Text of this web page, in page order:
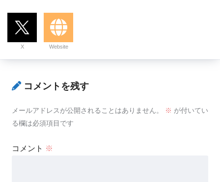
X Website
コメントを残す
メールアドレスが公開されることはありません。 ※ が付いてい
る欄は必須項目です
コメント ※